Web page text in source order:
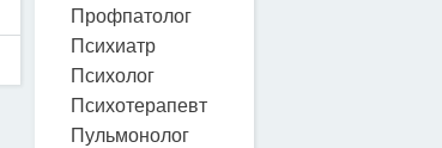
Профпатолог
Психиатр
Психолог
Психотерапевт
Пульмонолог